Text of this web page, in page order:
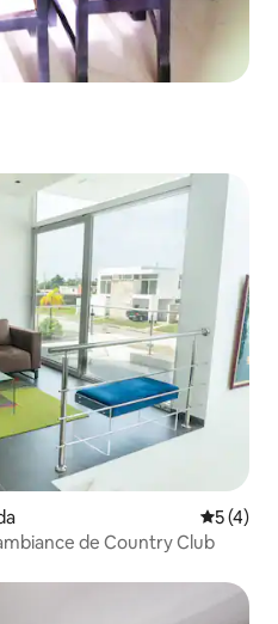
5 (4)
de Country Club